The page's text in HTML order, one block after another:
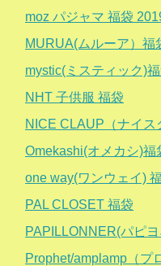
moz パジャマ 福袋
MURUA(ムルーア）福
mystic(ミスティック)
NHT 子供服 福袋
NICE CLAUP（ナイ
Omekashi(オメカシ)福
one way(ワンウェイ)
PAL CLOSET 福袋
PAPILLONNER(パピ
Prophet/amplamp（プ